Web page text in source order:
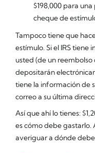
$198,000 para
cheque de
Tampoco tiene que
estímulo. Si el IRS
usted (de un
depositarán
tiene la información de
correo a su última
Así que ahí lo tienes:
es cómo debe gastarlo.
averiguar a dónde